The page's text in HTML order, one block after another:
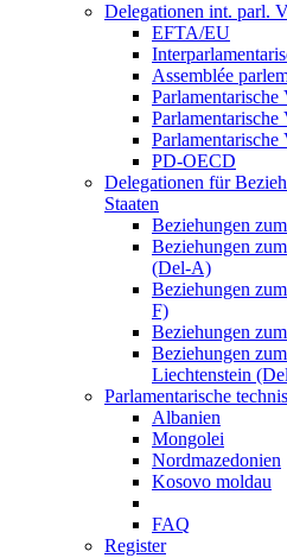
Delegationen int. parl.
EFTA/EU
Assemblée
Parlamentarische
PD-OECD
Delegationen für
Staaten
Beziehungen
Beziehungen
(Del-A)
Beziehungen
F)
Beziehungen
Beziehungen
Liechtenstein
Parlamentarische
Albanien
Mongolei
Nordmazedonien
Kosovo moldau
FAQ
Register